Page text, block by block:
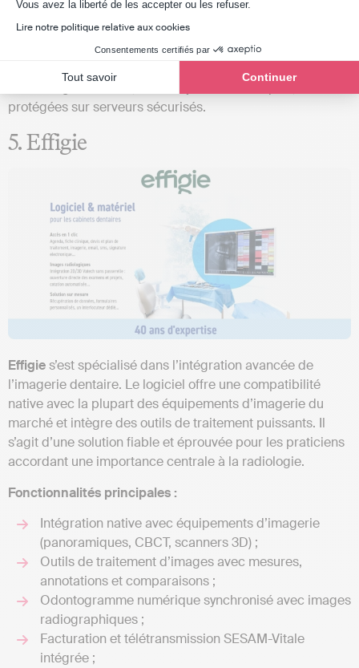
Vous avez la liberté de les accepter ou les refuser.
Lire notre politique relative aux cookies
Consentements certifiés par
Tout savoir Continuer
Conformité réglementaire :
Hébergement certifié HDS,
protégées sur serveurs sécurisés.
5. Effigie
Effigies’est spécialisé dans l’intégration avancée de
l’imagerie dentaire. Le logiciel offre une compatibilité
native avec la plupart des équipements d’imagerie du
marché et intègre des outils de traitement puissants. Il
s’agit d’une solution fiable et éprouvée pour les praticiens
accordant une importance centrale à la radiologie.
Fonctionnalités principales :
Intégration native avec équipements d’imagerie
(panoramiques, CBCT, scanners 3D) ;
Outils de traitement d’images avec mesures,
annotations et comparaisons ;
Odontogramme numérique synchronisé avec images
radiographiques ;
Facturation et télétransmission SESAM-Vitale
intégrée ;